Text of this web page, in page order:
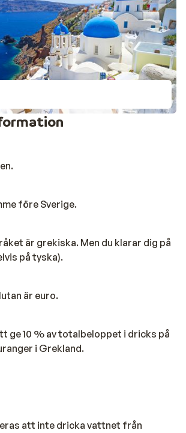
före Sverige.
är grekiska. Men du klarar dig på
på tyska).
är euro.
ge 10 % av totalbeloppet i dricks på
i Grekland.
att inte dricka vattnet från